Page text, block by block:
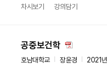
차시보기
강의담기
공중보건학
호남대학교 장윤경
2021